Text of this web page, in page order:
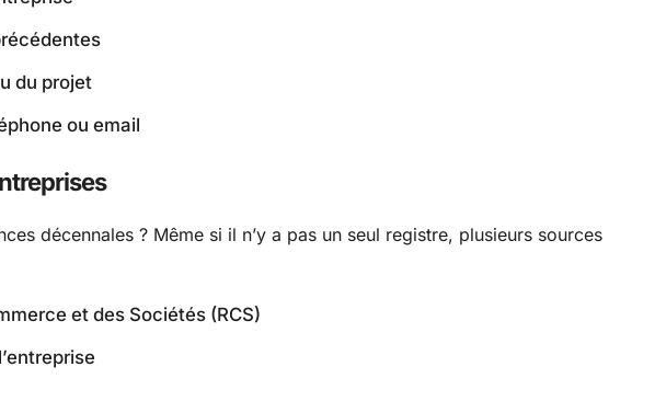
du projet
ou email
décennales ? Même si il n’y a pas un seul registre, plusieurs sources
et des Sociétés (RCS)